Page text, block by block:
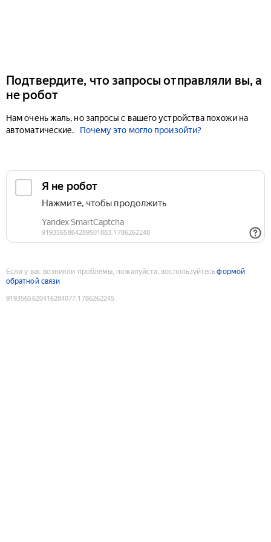
Подтвердите, что запросы отправляли вы, а
не робот
Нам очень жаль, но запросы с вашего устройства похожи на
автоматические.
Почему это могло произойти?
Если у вас возникли проблемы, пожалуйста, воспользуйтесьформой
обратной связи
9193565620416284077:1786262245